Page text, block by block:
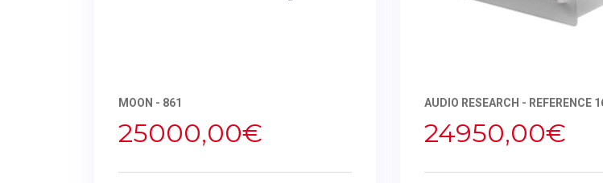
MOON - 861
25000,00€
AUDIO RESEARCH - REFERENCE
24950,00€